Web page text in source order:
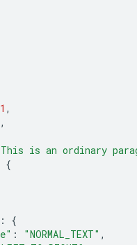
1 ,
,
is an ordinary
{
:
{
: "NORMAL_TEXT" ,